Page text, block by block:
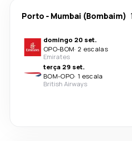
Porto - Mumbai (Bombaim)
domingo 20 set.
OPO-BOM· 2 escalas
Emirates
terça 29 set.
BOM-OPO· 1 escala
British Airways